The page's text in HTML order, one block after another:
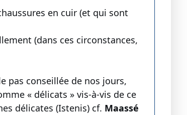
en cuir (et qui sont
(dans ces circonstances,
pas conseillée de nos jours,
« délicats » vis-à-vis de ce
délicates (Istenis) cf. Maassé